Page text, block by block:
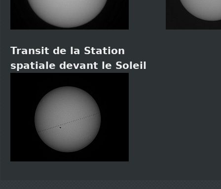
Transit de la Station
spatiale devant le Soleil